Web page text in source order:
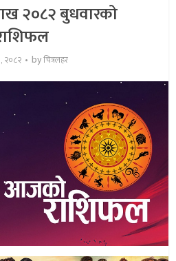
२०८२ बुधवारको
२०८२ byचित्रलहर